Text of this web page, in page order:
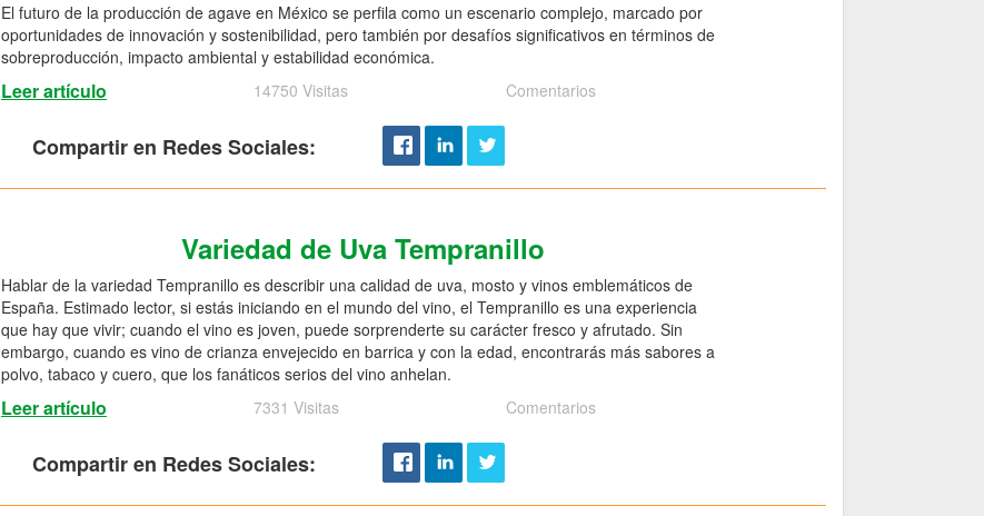
El futuro de la producción de agave en México se perfila como un escenario complejo, marcado por
oportunidades de innovación y sostenibilidad, pero también por desafíos significativos en términos de
sobreproducción, impacto ambiental y estabilidad económica.
Leer artículo 14750 Visitas Comentarios
Compartir en Redes Sociales:
Variedad de Uva Tempranillo
Hablar de la variedad Tempranillo es describir una calidad de uva, mosto y vinos emblemáticos de
España. Estimado lector, si estás iniciando en el mundo del vino, el Tempranillo es una experiencia
que hay que vivir; cuando el vino es joven, puede sorprenderte su carácter fresco y afrutado. Sin
embargo, cuando es vino de crianza envejecido en barrica y con la edad, encontrarás más sabores a
polvo, tabaco y cuero, que los fanáticos serios del vino anhelan.
Leer artículo 7331 Visitas Comentarios
Compartir en Redes Sociales: